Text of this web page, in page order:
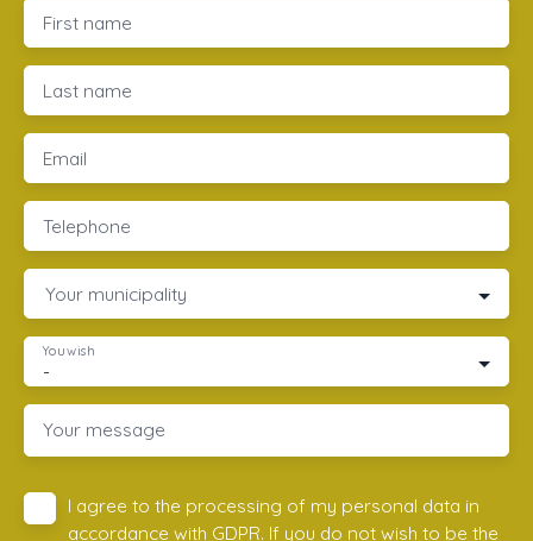
First name
Last name
Email
Telephone
Your municipality
-
You wish
Your message
I agree to the processing of my personal data in
accordance with GDPR. If you do not wish to be the